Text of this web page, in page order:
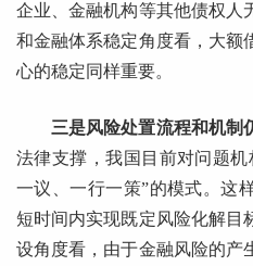
企业、金融机构等其他债权人
和金融体系稳定角度看，大额
心的稳定同样重要。
三是风险处置流程和机制
法律支撑，我国目前对问题
一议、一行一策”的模式。这
短时间内实现既定风险化解目
设角度看，由于金融风险的产